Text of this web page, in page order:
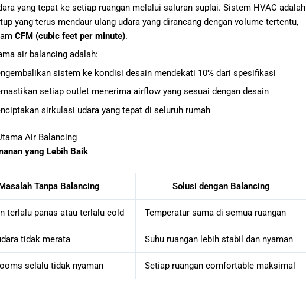
yang tepat ke setiap ruangan melalui saluran suplai. Sistem HVAC adalah
yang terus mendaur ulang udara yang dirancang dengan volume tertentu,
CFM (cubic feet per minute).
air balancing adalah:
sistem ke kondisi desain mendekati 10% dari spesifikasi
setiap outlet menerima airflow yang sesuai dengan desain
sirkulasi udara yang tepat di seluruh rumah
Air Balancing
yang Lebih Baik
Tanpa Balancing Solusi dengan Balancing
terlalu panas atau terlalu cold Temperatur sama di semua ruangan
tidak merata Suhu ruangan lebih stabil dan nyaman
selalu tidak nyaman Setiap ruangan comfortable maksimal